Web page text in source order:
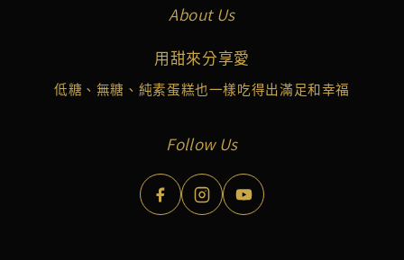
About Us
用甜來分享愛
低糖、無糖、純素蛋糕也一樣吃得出滿足和幸福
Follow Us